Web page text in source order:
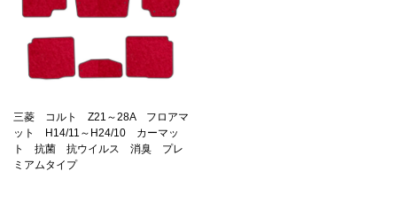
三菱 コルト Z21～28A フロアマ
ット H14/11～H24/10 カーマッ
ト 抗菌 抗ウイルス 消臭 プレ
ミアムタイプ